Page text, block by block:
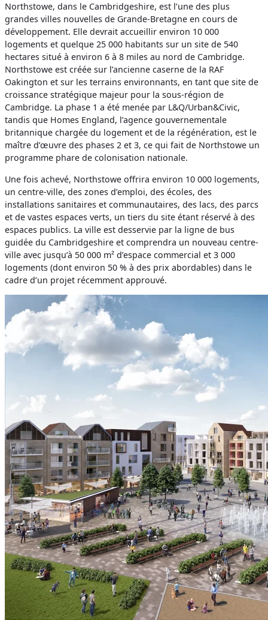
Northstowe, dans le Cambridgeshire, est l’une des plus
grandes villes nouvelles de Grande-Bretagne en cours de
développement. Elle devrait accueillir environ 10 000
logements et quelque 25 000 habitants sur un site de 540
hectares situé à environ 6 à 8 miles au nord de Cambridge.
Northstowe est créée sur l’ancienne caserne de la RAF
Oakington et sur les terrains environnants, en tant que site de
croissance stratégique majeur pour la sous-région de
Cambridge. La phase 1 a été menée par L&Q/Urban&Civic,
tandis que Homes England, l’agence gouvernementale
britannique chargée du logement et de la régénération, est le
maître d’œuvre des phases 2 et 3, ce qui fait de Northstowe un
programme phare de colonisation nationale.
Une fois achevé, Northstowe offrira environ 10 000 logements,
un centre-ville, des zones d’emploi, des écoles, des
installations sanitaires et communautaires, des lacs, des parcs
et de vastes espaces verts, un tiers du site étant réservé à des
espaces publics. La ville est desservie par la ligne de bus
guidée du Cambridgeshire et comprendra un nouveau centre-
ville avec jusqu’à 50 000 m² d’espace commercial et 3 000
logements (dont environ 50 % à des prix abordables) dans le
cadre d’un projet récemment approuvé.